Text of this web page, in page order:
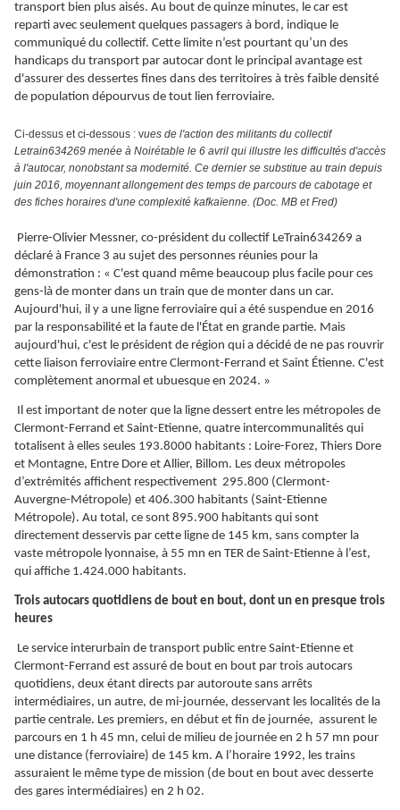
transport bien plus aisés. Au bout de quinze minutes, le car est
reparti avec seulement quelques passagers à bord, indique le
communiqué du collectif. Cette limite n’est pourtant qu’un des
handicaps du transport par autocar dont le principal avantage est
d'assurer des dessertes fines dans des territoires à très faible densité
de population dépourvus de tout lien ferroviaire.
Ci-dessus et ci-dessous : vues de l'action des militants du collectif
Letrain634269 menée à Noirétable le 6 avril qui illustre les difficultés d'accès
à l'autocar, nonobstant sa modernité. Ce dernier se substitue au train depuis
juin 2016, moyennant allongement des temps de parcours de cabotage et
des fiches horaires d'une complexité kafkaïenne. (Doc. MB et Fred)
Pierre-Olivier Messner, co-président du collectif LeTrain634269 a
déclaré à France 3 au sujet des personnes réunies pour la
démonstration : « C'est quand même beaucoup plus facile pour ces
gens-là de monter dans un train que de monter dans un car.
Aujourd'hui, il y a une ligne ferroviaire qui a été suspendue en 2016
par la responsabilité et la faute de l'État en grande partie. Mais
aujourd'hui, c'est le président de région qui a décidé de ne pas rouvrir
cette liaison ferroviaire entre Clermont-Ferrand et Saint Étienne. C'est
complètement anormal et ubuesque en 2024. »
Il est important de noter que la ligne dessert entre les métropoles de
Clermont-Ferrand et Saint-Etienne, quatre intercommunalités qui
totalisent à elles seules 193.8000 habitants : Loire-Forez, Thiers Dore
et Montagne, Entre Dore et Allier, Billom. Les deux métropoles
d’extrémités affichent respectivement 295.800 (Clermont-
Auvergne-Métropole) et 406.300 habitants (Saint-Etienne
Métropole). Au total, ce sont 895.900 habitants qui sont
directement desservis par cette ligne de 145 km, sans compter la
vaste métropole lyonnaise, à 55 mn en TER de Saint-Etienne à l’est,
qui affiche 1.424.000 habitants.
Trois autocars quotidiens de bout en bout, dont un en presque trois
heures
Le service interurbain de transport public entre Saint-Etienne et
Clermont-Ferrand est assuré de bout en bout par trois autocars
quotidiens, deux étant directs par autoroute sans arrêts
intermédiaires, un autre, de mi-journée, desservant les localités de la
partie centrale. Les premiers, en début et fin de journée, assurent le
parcours en 1 h 45 mn, celui de milieu de journée en 2 h 57 mn pour
une distance (ferroviaire) de 145 km. A l’horaire 1992, les trains
assuraient le même type de mission (de bout en bout avec desserte
des gares intermédiaires) en 2 h 02.